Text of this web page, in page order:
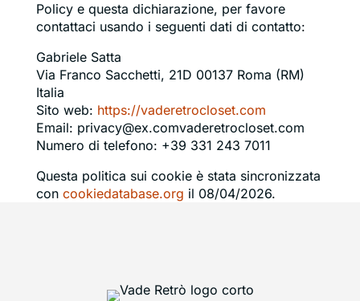
Policy e questa dichiarazione, per favore
contattaci usando i seguenti dati di contatto:
Gabriele Satta
Via Franco Sacchetti, 21D 00137 Roma (RM)
Italia
Sito web: https://vaderetrocloset.com
Email: privacy@ex.comvaderetrocloset.com
Numero di telefono: +39 331 243 7011
Questa politica sui cookie è stata sincronizzata
con cookiedatabase.org il 08/04/2026.